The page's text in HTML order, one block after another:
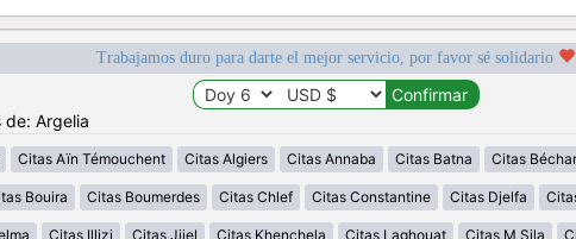
Trabajamos duro para darte el mejor servicio, por favor sé solidario
de: Argelia
Citas Aïn Témouchent Citas Algiers Citas Annaba Citas Batna Citas Béchar
Bouira Citas Boumerdes Citas Chlef Citas Constantine Citas Djelfa
Citas Illizi Citas Jijel Citas Khenchela Citas Laghouat Citas M Sila